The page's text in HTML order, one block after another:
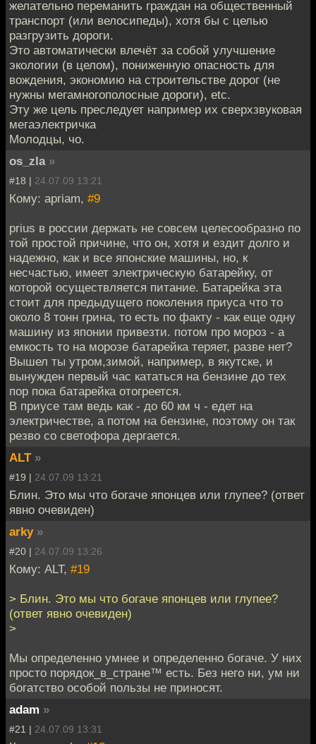
желательно переманить граждан на общественный
транспорт (или велосипеды), хотя бы с целью
разгрузить дороги.
Это автоматически влечёт за собой улучшение
экологии (в целом), пониженную опасность для
вождения, экономию на строительстве дорог (не
нужны мегамногополосные дороги), etc.
Эту же цель преследует например их сверхзвуковая
мегаэлектричка
Молодцы, чо.
os_zla »
#18 | 24.07.09 13:21
Кому: apriam, #9
prius в россии держать не совсем целесообразно по
той простой причине, что он, хотя и ездит долго и
надежно, как и все японские машины, но, к
несчастью, имеет электрическую батарейку, от
которой осуществляется питание. Батарейка эта
стоит для предыдущего поколения приуса что то
около 8 тонн грина, то есть по факту - как еще одну
машину из японии привезти. потом про мороз - а
емкость то на морозе батарейка теряет, разве нет?
Вышел ты утром,зимой, например, в якутске, и
вынужден первый час кататься на бензине до тех
пор пока батарейка отогреется.
В приусе там ведь как - до 60 км ч - едет на
электричестве, а потом на бензине, поэтому он так
резво со светофора дергается.
ALT »
#19 | 24.07.09 13:21
Блин. Это мы что богаче японцев или глупее? (ответ
явно очевиден)
arky »
#20 | 24.07.09 13:26
Кому: ALT, #19
> Блин. Это мы что богаче японцев или глупее?
(ответ явно очевиден)
>
Мы определенно умнее и определенно богаче. У них
просто порядок_в_стране™ есть. Без него ни, ум ни
богатство особой пользы не приносят.
adam »
#21 | 24.07.09 13:31